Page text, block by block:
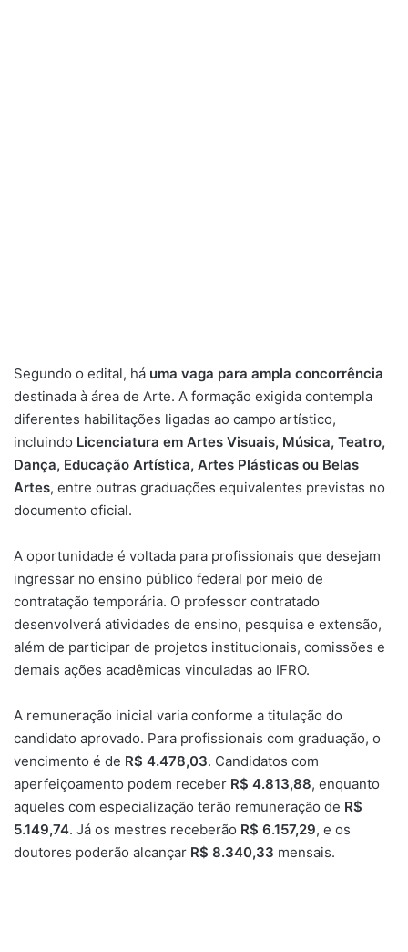
Segundo o edital, há uma vaga para ampla concorrência
destinada à área de Arte. A formação exigida contempla
diferentes habilitações ligadas ao campo artístico,
incluindo Licenciatura em Artes Visuais, Música, Teatro,
Dança, Educação Artística, Artes Plásticas ou Belas
Artes, entre outras graduações equivalentes previstas no
documento oficial.
A oportunidade é voltada para profissionais que desejam
ingressar no ensino público federal por meio de
contratação temporária. O professor contratado
desenvolverá atividades de ensino, pesquisa e extensão,
além de participar de projetos institucionais, comissões e
demais ações acadêmicas vinculadas ao IFRO.
A remuneração inicial varia conforme a titulação do
candidato aprovado. Para profissionais com graduação, o
vencimento é de R$ 4.478,03. Candidatos com
aperfeiçoamento podem receber R$ 4.813,88, enquanto
aqueles com especialização terão remuneração de R$
5.149,74. Já os mestres receberão R$ 6.157,29, e os
doutores poderão alcançar R$ 8.340,33 mensais.